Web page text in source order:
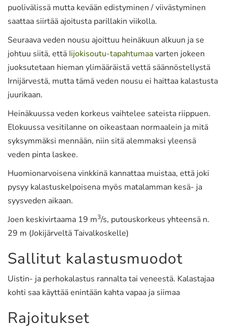
puolivälissä mutta kevään edistyminen / viivästyminen
saattaa siirtää ajoitusta parillakin viikolla.
Seuraava veden nousu ajoittuu heinäkuun alkuun ja se
johtuu siitä, että Iijokisoutu-tapahtumaavarten jokeen
juoksutetaan hieman ylimääräistä vettä säännöstellystä
Irnijärvestä, mutta tämä veden nousu ei haittaa kalastusta
juurikaan.
Heinäkuussa veden korkeus vaihtelee sateista riippuen.
Elokuussa vesitilanne on oikeastaan normaalein ja mitä
syksymmäksi mennään, niin sitä alemmaksi yleensä
veden pinta laskee.
Huomionarvoisena vinkkinä kannattaa muistaa, että joki
pysyy kalastuskelpoisena myös matalamman kesä- ja
syysveden aikaan.
Joen keskivirtaama 19 m3/s, putouskorkeus yhteensä n.
29 m (Jokijärveltä Taivalkoskelle)
Sallitut kalastusmuodot
Uistin- ja perhokalastus rannalta tai veneestä. Kalastajaa
kohti saa käyttää enintään kahta vapaa ja siimaa
Rajoitukset